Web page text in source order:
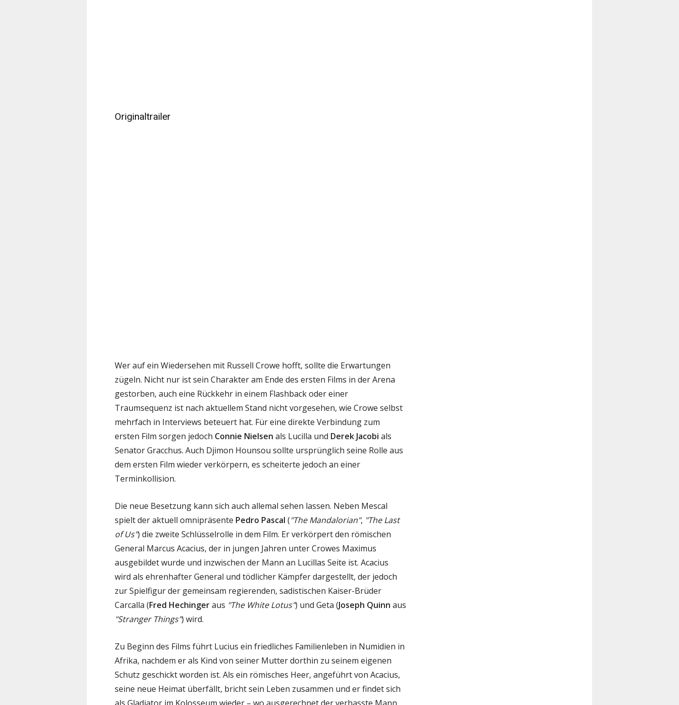
Originaltrailer
Wer auf ein Wiedersehen mit Russell Crowe hofft, sollte die Erwartungen
zügeln. Nicht nur ist sein Charakter am Ende des ersten Films in der Arena
gestorben, auch eine Rückkehr in einem Flashback oder einer
Traumsequenz ist nach aktuellem Stand nicht vorgesehen, wie Crowe selbst
mehrfach in Interviews beteuert hat. Für eine direkte Verbindung zum
ersten Film sorgen jedoch Connie Nielsen als Lucilla und Derek Jacobi als
Senator Gracchus. Auch Djimon Hounsou sollte ursprünglich seine Rolle aus
dem ersten Film wieder verkörpern, es scheiterte jedoch an einer
Terminkollision.
Die neue Besetzung kann sich auch allemal sehen lassen. Neben Mescal
spielt der aktuell omnipräsente Pedro Pascal ("The Mandalorian", "The Last
of Us") die zweite Schlüsselrolle in dem Film. Er verkörpert den römischen
General Marcus Acacius, der in jungen Jahren unter Crowes Maximus
ausgebildet wurde und inzwischen der Mann an Lucillas Seite ist. Acacius
wird als ehrenhafter General und tödlicher Kämpfer dargestellt, der jedoch
zur Spielfigur der gemeinsam regierenden, sadistischen Kaiser-Brüder
Carcalla (Fred Hechingeraus "The White Lotus") und Geta (Joseph Quinn aus
"Stranger Things") wird.
Zu Beginn des Films führt Lucius ein friedliches Familienleben in Numidien in
Afrika, nachdem er als Kind von seiner Mutter dorthin zu seinem eigenen
Schutz geschickt worden ist. Als ein römisches Heer, angeführt von Acacius,
seine neue Heimat überfällt, bricht sein Leben zusammen und er findet sich
als Gladiator im Kolosseum wieder – wo ausgerechnet der verhasste Mann,